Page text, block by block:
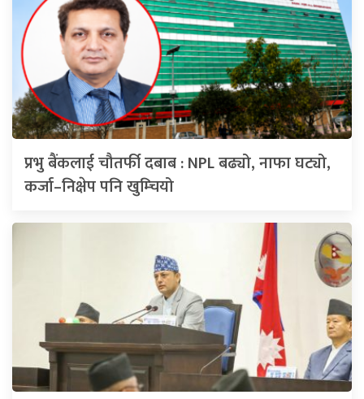
प्रभु बैंकलाई चौतर्फी दबाब : NPL बढ्यो, नाफा घट्यो,
कर्जा–निक्षेप पनि खुम्चियो